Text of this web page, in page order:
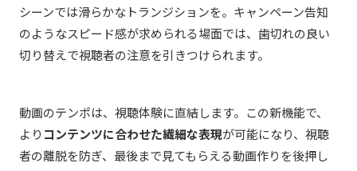
シーンでは滑らかなトランジションを。キャンペーン告知
のようなスピード感が求められる場面では、歯切れの良い
切り替えで視聴者の注意を引きつけられます。
動画のテンポは、視聴体験に直結します。この新機能で、
より コンテンツに合わせた繊細な表現が可能になり、視聴
者の離脱を防ぎ、最後まで見てもらえる動画作りを後押し